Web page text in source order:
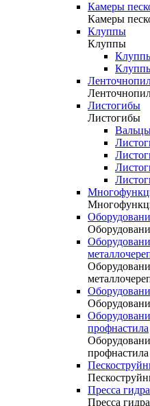
Камеры
Камеры
Клуппы
Клуппы
Листогибы
Листогибы
профнастила
профнастила
Пресса
Пресса